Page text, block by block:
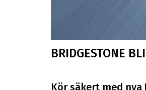
BRIDGESTONE
Kör säkert med nya